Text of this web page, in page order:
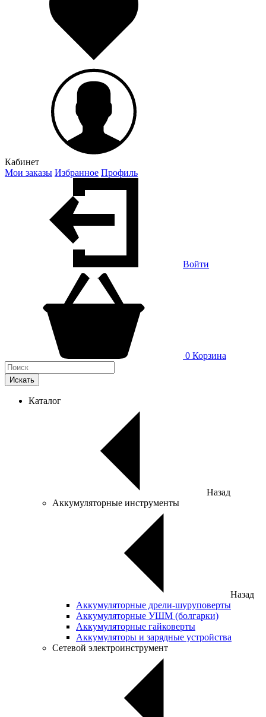
Кабинет
Мои заказы Избранное Профиль
Войти
0 Корзина
Искать
Каталог
Назад
Аккумуляторные инструменты
Назад
Аккумуляторные дрели-шуруповерты
Аккумуляторные УШМ (болгарки)
Аккумуляторные гайковерты
Аккумуляторы и зарядные устройства
Сетевой электроинструмент